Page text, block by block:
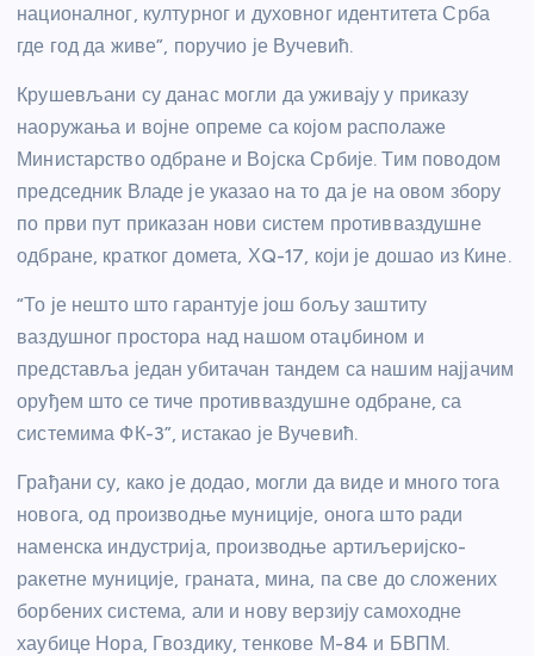
националног, културног и духовног идентитета Срба
где год да живе”, поручио је Вучевић.
Крушевљани су данас могли да уживају у приказу
наоружања и војне опреме са којом располаже
Министарство одбране и Војска Србије. Тим поводом
председник Владе је указао на то да је на овом збору
по први пут приказан нови систем противваздушне
одбране, кратког домета, ХQ-17, који је дошао из Кине.
“То је нешто што гарантује још бољу заштиту
ваздушног простора над нашом отаџбином и
представља један убитачан тандем са нашим најјачим
оруђем што се тиче противваздушне одбране, са
системима ФК-3”, истакао је Вучевић.
Грађани су, како је додао, могли да виде и много тога
новога, од производње муниције, онога што ради
наменска индустрија, производње артиљеријско-
ракетне муниције, граната, мина, па све до сложених
борбених система, али и нову верзију самоходне
хаубице Нора, Гвоздику, тенкове М-84 и БВПМ.